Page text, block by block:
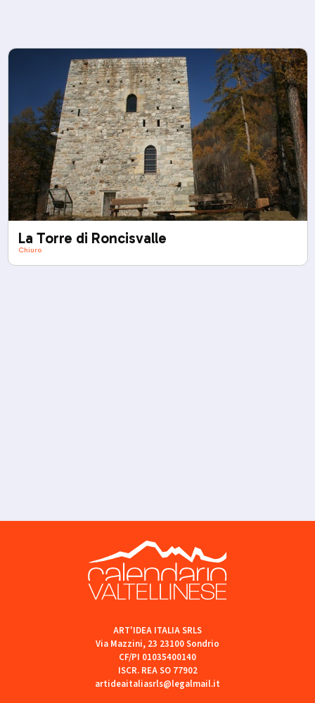
La Torre di Roncisvalle
Chiuro
ART'IDEA ITALIA SRLS
Via Mazzini, 23 23100 Sondrio
CF/PI 01035400140
ISCR. REA SO 77902
artideaitaliasrls@legalmail.it